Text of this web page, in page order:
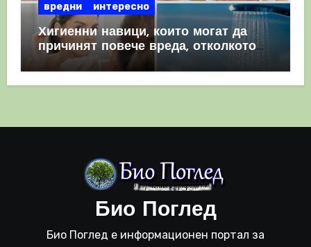
вредни интересно
Хигиенни навици, които могат да
причинят повече вреда, отколкото
полза
Био Поглед
Био Поглед е информационен портал за